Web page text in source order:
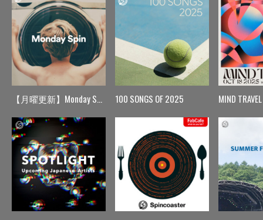
【月曜更新】Monday Spin 100 SONGS OF 2025 MIND TRAVEL